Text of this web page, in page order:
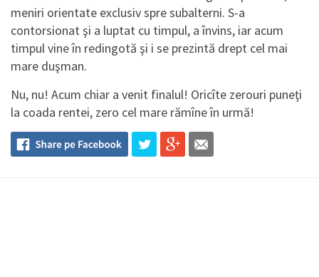
meniri orientate exclusiv spre subalterni. S-a
contorsionat şi a luptat cu timpul, a învins, iar acum
timpul vine în redingotă şi i se prezintă drept cel mai
mare duşman.
Nu, nu! Acum chiar a venit finalul! Oricîte zerouri puneţi
la coada rentei, zero cel mare rămîne în urmă!